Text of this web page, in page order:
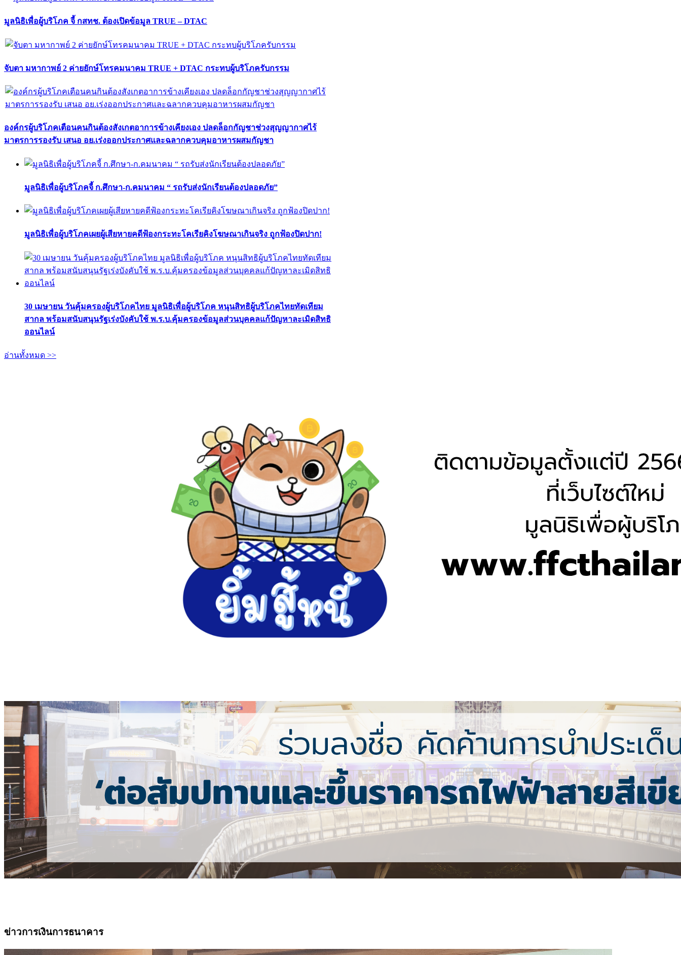
มูลนิธิเพื่อผู้บริโภค จี้ กสทช. ต้องเปิดข้อมูล TRUE – DTAC
จับตา มหากาพย์ 2 ค่ายยักษ์โทรคมนาคม TRUE + DTAC กระทบผู้บริโภครับกรรม
องค์กรผู้บริโภคเตือนคนกินต้องสังเกตอาการข้างเคียงเอง ปลดล็อกกัญชาช่วงสุญญากาศไร้
มาตรการรองรับ เสนอ อย.เร่งออกประกาศและฉลากควบคุมอาหารผสมกัญชา
มูลนิธิเพื่อผู้บริโภคจี้ ก.ศึกษา-ก.คมนาคม “ รถรับส่งนักเรียนต้องปลอดภัย”
มูลนิธิเพื่อผู้บริโภคเผยผู้เสียหายคดีฟ้องกระทะโคเรียคิงโฆษณาเกินจริง ถูกฟ้องปิดปาก!
30 เมษายน วันคุ้มครองผู้บริโภคไทย มูลนิธิเพื่อผู้บริโภค หนุนสิทธิผู้บริโภคไทยทัดเทียม
สากล พร้อมสนับสนุนรัฐเร่งบังคับใช้ พ.ร.บ.คุ้มครองข้อมูลส่วนบุคคลแก้ปัญหาละเมิดสิทธิ
ออนไลน์
อ่านทั้งหมด >>
ข่าวการเงินการธนาคาร